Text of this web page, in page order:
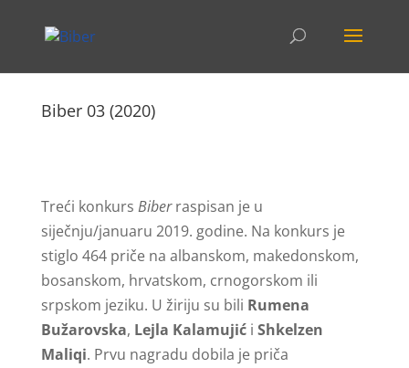
Biber 03 (2020)
Treći konkurs Biberraspisan je u
siječnju/januaru 2019. godine. Na konkurs je
stiglo 464 priče na albanskom, makedonskom,
bosanskom, hrvatskom, crnogorskom ili
srpskom jeziku. U žiriju su bili Rumena
Bužarovska, Lejla Kalamujići Shkelzen
Maliqi. Prvu nagradu dobila je priča